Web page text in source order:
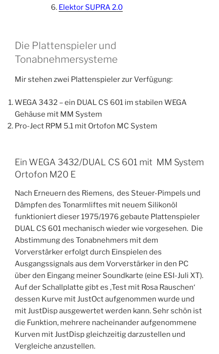
Elektor SUPRA 2.0
Die Plattenspieler und
Tonabnehmersysteme
Mir stehen zwei Plattenspieler zur Verfügung:
WEGA 3432 – ein DUAL CS 601 im stabilen WEGA
Gehäuse mit MM System
Pro-Ject RPM 5.1 mit Ortofon MC System
Ein WEGA 3432/DUAL CS 601 mit MM System
Ortofon M20 E
Nach Erneuern des Riemens, des Steuer-Pimpels und
Dämpfen des Tonarmliftes mit neuem Silikonöl
funktioniert dieser 1975/1976 gebaute Plattenspieler
DUAL CS 601 mechanisch wieder wie vorgesehen. Die
Abstimmung des Tonabnehmers mit dem
Vorverstärker erfolgt durch Einspielen des
Ausgangssignals aus dem Vorverstärker in den PC
über den Eingang meiner Soundkarte (eine ESI-Juli XT).
Auf der Schallplatte gibt es ‚Test mit Rosa Rauschen‘
dessen Kurve mit JustOct aufgenommen wurde und
mit JustDisp ausgewertet werden kann. Sehr schön ist
die Funktion, mehrere nacheinander aufgenommene
Kurven mit JustDisp gleichzeitig darzustellen und
Vergleiche anzustellen.